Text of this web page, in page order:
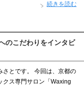
続きを読む
のこだわりをインタビ
さとです。 今回は、京都の
クス専門サロン「Waxing